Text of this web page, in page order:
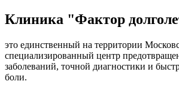
Клиника "Фактор
это единственный на территории
специализированный центр
заболеваний, точной диагностики и
боли.